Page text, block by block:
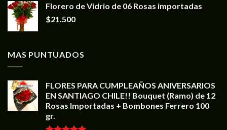
Florero de Vidrio de 06 Rosas importadas
$21.500
MAS PUNTUADOS
FLORES PARA CUMPLEAÑOS ANIVERSARIOS
EN SANTIAGO CHILE!! Bouquet (Ramo) de 12
Rosas Importadas + Bombones Ferrero 100
gr.